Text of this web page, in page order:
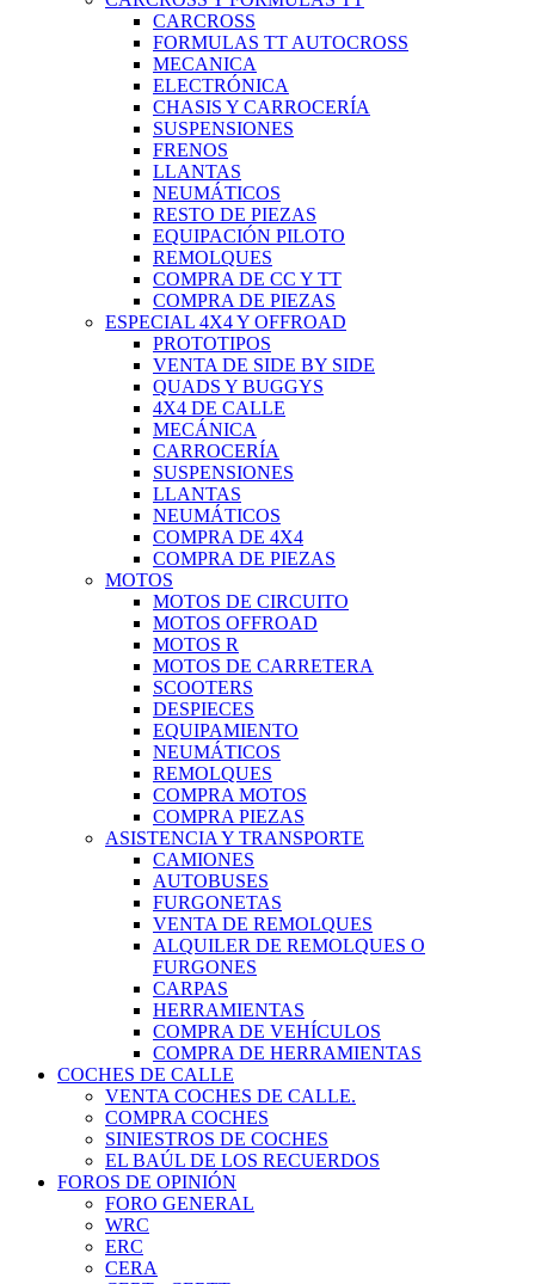
CARCROSS
FORMULAS TT AUTOCROSS
MECANICA
ELECTRÓNICA
CHASIS Y CARROCERÍA
SUSPENSIONES
FRENOS
LLANTAS
NEUMÁTICOS
RESTO DE PIEZAS
EQUIPACIÓN PILOTO
REMOLQUES
COMPRA DE CC Y TT
COMPRA DE PIEZAS
ESPECIAL 4X4 Y OFFROAD
PROTOTIPOS
VENTA DE SIDE BY SIDE
QUADS Y BUGGYS
4X4 DE CALLE
MECÁNICA
CARROCERÍA
SUSPENSIONES
LLANTAS
NEUMÁTICOS
COMPRA DE 4X4
COMPRA DE PIEZAS
MOTOS
MOTOS DE CIRCUITO
MOTOS OFFROAD
MOTOS R
MOTOS DE CARRETERA
SCOOTERS
DESPIECES
EQUIPAMIENTO
NEUMÁTICOS
REMOLQUES
COMPRA MOTOS
COMPRA PIEZAS
ASISTENCIA Y TRANSPORTE
CAMIONES
AUTOBUSES
FURGONETAS
VENTA DE REMOLQUES
ALQUILER DE REMOLQUES O
FURGONES
CARPAS
HERRAMIENTAS
COMPRA DE VEHÍCULOS
COMPRA DE HERRAMIENTAS
COCHES DE CALLE
VENTA COCHES DE CALLE.
COMPRA COCHES
SINIESTROS DE COCHES
EL BAÚL DE LOS RECUERDOS
FOROS DE OPINIÓN
FORO GENERAL
WRC
ERC
CERA